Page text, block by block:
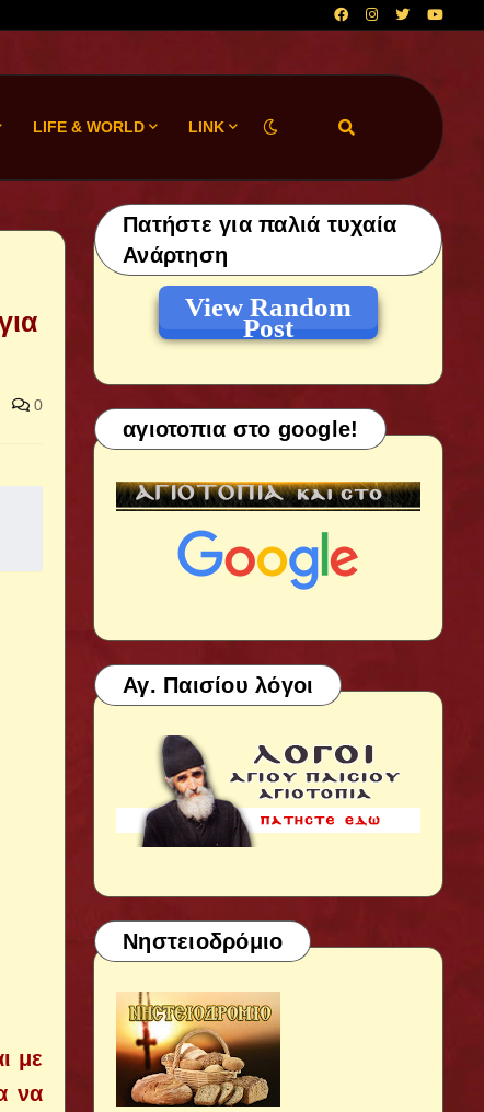
LIFE & WORLD LINK
0
με
να
Πατήστε για παλιά τυχαία
Ανάρτηση
View Random
Post
αγιοτοπια στο google!
Αγ. Παισίου λόγοι
Νηστειοδρόμιο